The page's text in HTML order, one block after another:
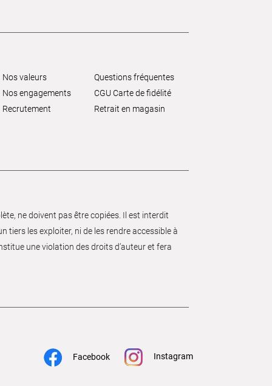
Nos valeurs
Nos engagements
Recrutement
Questions fréquentes
CGU Carte de fidélité
Retrait en magasin
ne doivent pas être copiées. Il est interdit
tiers les exploiter, ni de les rendre accessible à
une violation des droits d’auteur et fera
Facebook Instagram